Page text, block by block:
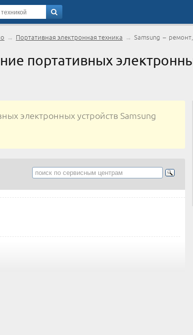
→ Портативная электронная техника → Samsung –
портативных
электронных устройств Samsung